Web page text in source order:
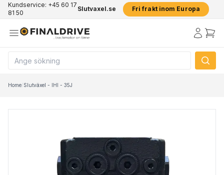
Kundservice: +45 60 17
81 50
Slutvaxel.se Fri frakt inom Europa
Home/Slutväxel - IHI - 35J